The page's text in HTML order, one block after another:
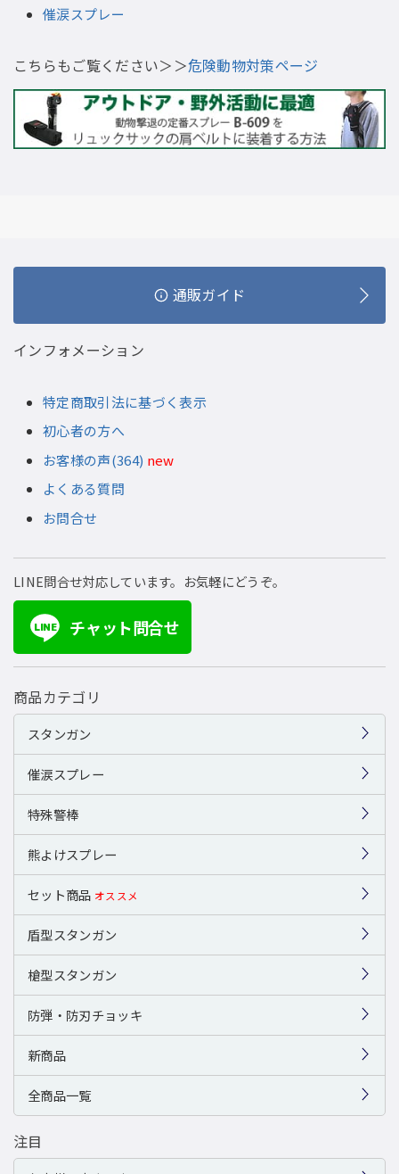
催涙スプレー
こちらもご覧ください＞＞危険動物対策ページ
通販ガイド
インフォメーション
特定商取引法に基づく表示
初心者の方へ
お客様の声(364) new
よくある質問
お問合せ
LINE問合せ対応しています。お気軽にどうぞ。
LINE チャット問合せ
商品カテゴリ
スタンガン
催涙スプレー
特殊警棒
熊よけスプレー
セット商品 オススメ
盾型スタンガン
槍型スタンガン
防弾・防刃チョッキ
新商品
全商品一覧
注目